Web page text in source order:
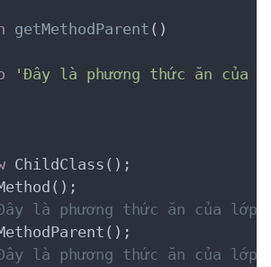
getMethodParent ()
'Đây là phương thức ăn của
là phương thức ăn của lớp
là phương thức ăn của lớp